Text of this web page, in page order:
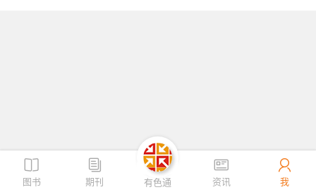
图书 期刊 有色通 资讯 我